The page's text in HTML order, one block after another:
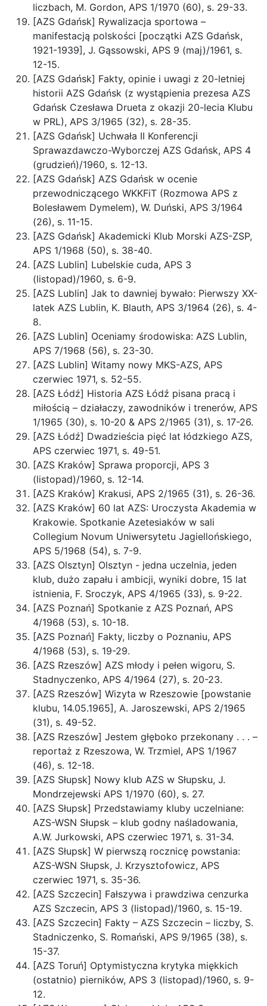
liczbach, M. Gordon, APS 1/1970 (60), s. 29-33.
[AZS Gdańsk] Rywalizacja sportowa –
manifestacją polskości [początki AZS Gdańsk,
1921-1939], J. Gąssowski, APS 9 (maj)/1961, s.
12-15.
[AZS Gdańsk] Fakty, opinie i uwagi z 20-letniej
historii AZS Gdańsk (z wystąpienia prezesa AZS
Gdańsk Czesława Drueta z okazji 20-lecia Klubu
w PRL), APS 3/1965 (32), s. 28-35.
[AZS Gdańsk] Uchwała II Konferencji
Sprawazdawczo-Wyborczej AZS Gdańsk, APS 4
(grudzień)/1960, s. 12-13.
[AZS Gdańsk] AZS Gdańsk w ocenie
przewodniczącego WKKFiT (Rozmowa APS z
Bolesławem Dymelem), W. Duński, APS 3/1964
(26), s. 11-15.
[AZS Gdańsk] Akademicki Klub Morski AZS-ZSP,
APS 1/1968 (50), s. 38-40.
[AZS Lublin] Lubelskie cuda, APS 3
(listopad)/1960, s. 6-9.
[AZS Lublin] Jak to dawniej bywało: Pierwszy XX-
latek AZS Lublin, K. Blauth, APS 3/1964 (26), s. 4-
8.
[AZS Lublin] Oceniamy środowiska: AZS Lublin,
APS 7/1968 (56), s. 23-30.
[AZS Lublin] Witamy nowy MKS-AZS, APS
czerwiec 1971, s. 52-55.
[AZS Łódź] Historia AZS Łódź pisana pracą i
miłością – działaczy, zawodników i trenerów, APS
1/1965 (30), s. 10-20 & APS 2/1965 (31), s. 17-26.
[AZS Łódź] Dwadzieścia pięć lat łódzkiego AZS,
APS czerwiec 1971, s. 49-51.
[AZS Kraków] Sprawa proporcji, APS 3
(listopad)/1960, s. 12-14.
[AZS Kraków] Krakusi, APS 2/1965 (31), s. 26-36.
[AZS Kraków] 60 lat AZS: Uroczysta Akademia w
Krakowie. Spotkanie Azetesiaków w sali
Collegium Novum Uniwersytetu Jagiellońskiego,
APS 5/1968 (54), s. 7-9.
[AZS Olsztyn] Olsztyn - jedna uczelnia, jeden
klub, dużo zapału i ambicji, wyniki dobre, 15 lat
istnienia, F. Sroczyk, APS 4/1965 (33), s. 9-22.
[AZS Poznań] Spotkanie z AZS Poznań, APS
4/1968 (53), s. 10-18.
[AZS Poznań] Fakty, liczby o Poznaniu, APS
4/1968 (53), s. 19-29.
[AZS Rzeszów] AZS młody i pełen wigoru, S.
Stadnyczenko, APS 4/1964 (27), s. 20-23.
[AZS Rzeszów] Wizyta w Rzeszowie [powstanie
klubu, 14.05.1965], A. Jaroszewski, APS 2/1965
(31), s. 49-52.
[AZS Rzeszów] Jestem głęboko przekonany . . . –
reportaż z Rzeszowa, W. Trzmiel, APS 1/1967
(46), s. 12-18.
[AZS Słupsk] Nowy klub AZS w Słupsku, J.
Mondrzejewski APS 1/1970 (60), s. 27.
[AZS Słupsk] Przedstawiamy kluby uczelniane:
AZS-WSN Słupsk – klub godny naśladowania,
A.W. Jurkowski, APS czerwiec 1971, s. 31-34.
[AZS Słupsk] W pierwszą rocznicę powstania:
AZS-WSN Słupsk, J. Krzysztofowicz, APS
czerwiec 1971, s. 35-36.
[AZS Szczecin] Fałszywa i prawdziwa cenzurka
AZS Szczecin, APS 3 (listopad)/1960, s. 15-19.
[AZS Szczecin] Fakty – AZS Szczecin – liczby, S.
Stadniczenko, S. Romański, APS 9/1965 (38), s.
15-37.
[AZS Toruń] Optymistyczna krytyka miękkich
(ostatnio) pierników, APS 3 (listopad)/1960, s. 9-
12.